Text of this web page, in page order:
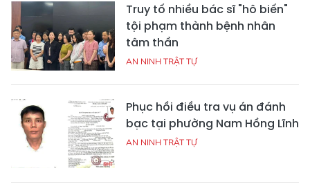
Truy tố nhiều bác sĩ "hô biến"
tội phạm thành bệnh nhân
tâm thần
AN NINH TRẬT TỰ
Phục hồi điều tra vụ án đánh
bạc tại phường Nam Hồng Lĩnh
AN NINH TRẬT TỰ